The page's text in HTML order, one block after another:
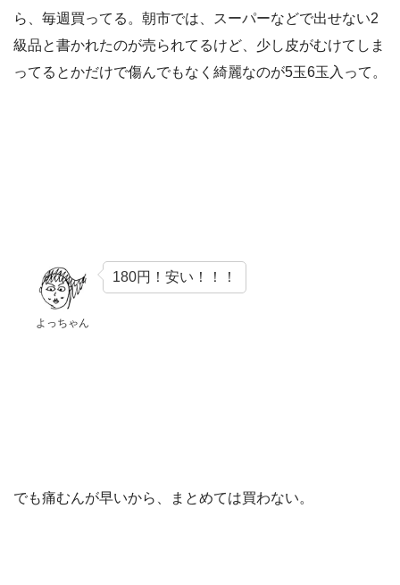
ら、毎週買ってる。朝市では、スーパーなどで出せない2
級品と書かれたのが売られてるけど、少し皮がむけてしま
ってるとかだけで傷んでもなく綺麗なのが5玉6玉入って。
よっちゃん
180円！安い！！！
でも痛むんが早いから、まとめては買わない。